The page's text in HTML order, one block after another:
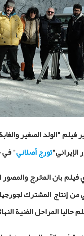
فيلم "الولد الصغير
الإيراني"تورج أصلاني" في
فيلم بان المخرج
من إنتاج المشترك
حاليا المراحل الفنية